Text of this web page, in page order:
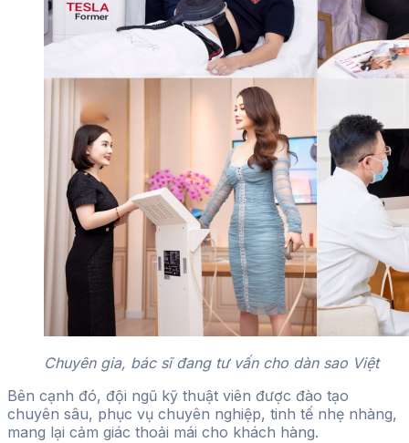
Chuyên gia, bác sĩ đang tư vấn cho dàn sao Việt
Bên cạnh đó, đội ngũ kỹ thuật viên được đào tạo
chuyên sâu, phục vụ chuyên nghiệp, tinh tế nhẹ nhàng,
mang lại cảm giác thoải mái cho khách hàng.